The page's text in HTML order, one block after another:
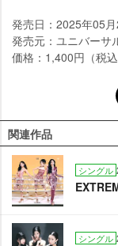
発売日：2025年05
発売元：ユニバーサ
価格：1,400円（税込
関連作品
シングル
シングル